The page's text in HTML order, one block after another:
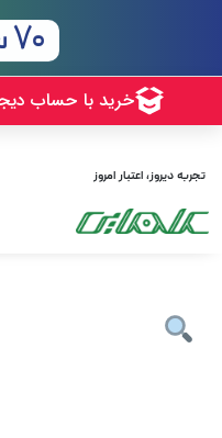
70 سال
تجربه دیروز، اعتبار امروز